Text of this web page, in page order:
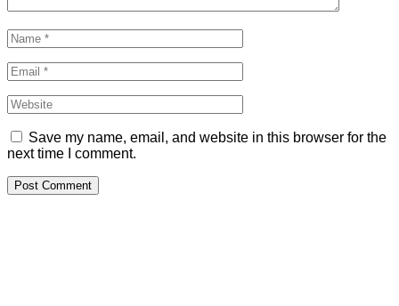
Save my name, email, and website in this browser for the
next time I comment.